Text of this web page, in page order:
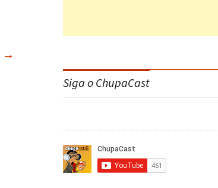
→
Siga o ChupaCast